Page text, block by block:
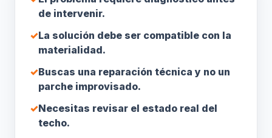
de intervenir.
✓La solución debe ser compatible con la
materialidad.
✓Buscas una reparación técnica y no un
parche improvisado.
✓Necesitas revisar el estado real del
techo.